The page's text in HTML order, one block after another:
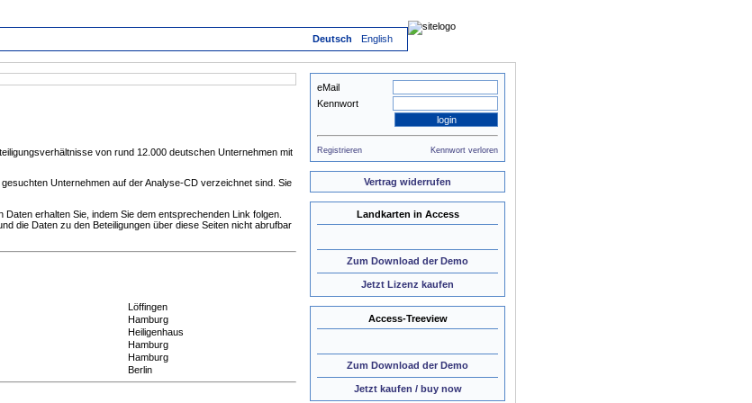
Deutsch English
von rund 12.000 deutschen Unternehmen mit
Unternehmen auf der Analyse-CD verzeichnet sind. Sie
erhalten Sie, indem Sie dem entsprechenden Link folgen.
die Daten zu den Beteiligungen über diese Seiten nicht abrufbar
Löffingen
Hamburg
Heiligenhaus
Hamburg
Hamburg
Berlin
eMail
Kennwort
Registrieren Kennwort verloren
Vertrag widerrufen
Landkarten in Access
Zum Download der Demo
Jetzt Lizenz kaufen
Access-Treeview
Zum Download der Demo
Jetzt kaufen / buy now